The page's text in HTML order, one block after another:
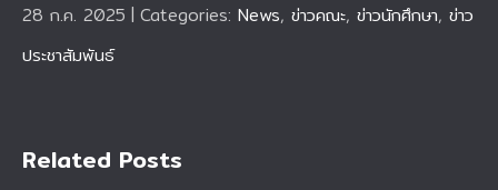
28 ก.ค. 2025 | Categories: News, ข่าวคณะ, ข่าวนักศึกษา, ข่าว
ประชาสัมพันธ์
Related Posts